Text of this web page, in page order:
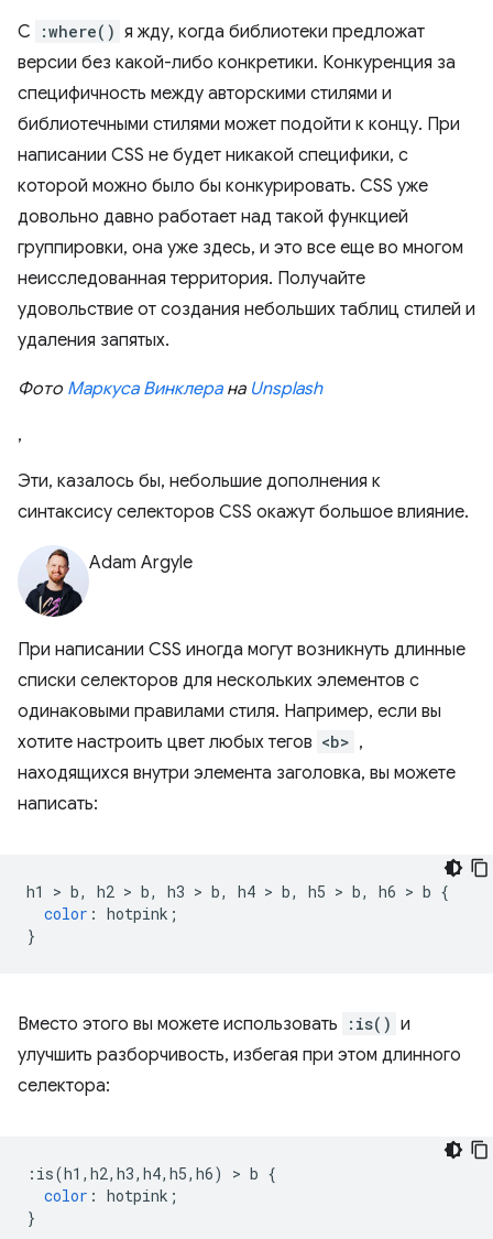
С :where() я жду, когда библиотеки предложат
версии без какой-либо конкретики. Конкуренция за
специфичность между авторскими стилями и
библиотечными стилями может подойти к концу. При
написании CSS не будет никакой специфики, с
которой можно было бы конкурировать. CSS уже
довольно давно работает над такой функцией
группировки, она уже здесь, и это все еще во многом
неисследованная территория. Получайте
удовольствие от создания небольших таблиц стилей и
удаления запятых.
Фото Маркуса Винклерана Unsplash
,
Эти, казалось бы, небольшие дополнения к
синтаксису селекторов CSS окажут большое влияние.
Adam Argyle
При написании CSS иногда могут возникнуть длинные
списки селекторов для нескольких элементов с
одинаковыми правилами стиля. Например, если вы
хотите настроить цвет любых тегов <b> ,
находящихся внутри элемента заголовка, вы можете
написать:
h1 > b, h2 > b, h3 > b, h4 > b, h5 > b, h6 > b {
color : hotpink ;
}
Вместо этого вы можете использовать :is() и
улучшить разборчивость, избегая при этом длинного
селектора:
: is(h1 , h2, h3, h4, h5, h6) > b {
color : hotpink ;
}